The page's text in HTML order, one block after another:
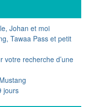
Johan et moi
Tawaa Pass et petit
votre recherche d’une
jours